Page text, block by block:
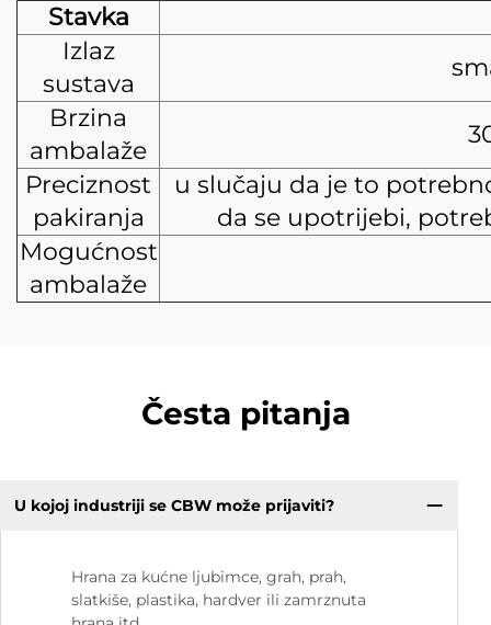
Stavka
Izlaz
sustava
Brzina
ambalaže
Preciznost
pakiranja
u slučaju da je to
da se upotrijebi,
Mogućnost
ambalaže
Česta pitanja
U kojoj industriji se CBW može prijaviti?
Hrana za kućne ljubimce, grah, prah,
slatkiše, plastika, hardver ili zamrznuta